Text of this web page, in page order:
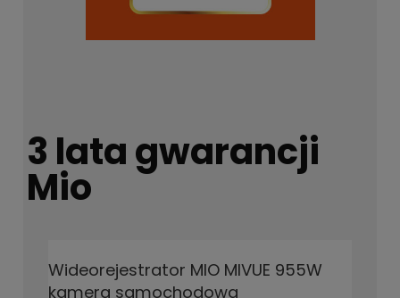
3 lata gwarancji
Mio
Wideorejestrator MIO MIVUE 955W
kamera samochodowa